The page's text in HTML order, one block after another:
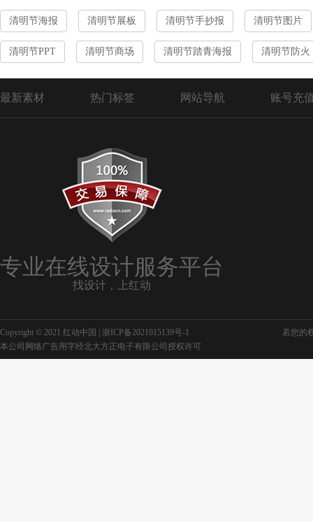
清明节海报 清明节展板 清明节手抄报 清明节图片
清明节PPT 清明节商场 清明节踏青海报 清明节防火
最新素材 热门标签 网站导航 账号充
专业在线设计服务平台
找设计，上红动
Copyright © 2021 红动中国 | 浙ICP备2021015139号-1
若您的
本公司网络广告用字经北大方正电子有限公司授权许可